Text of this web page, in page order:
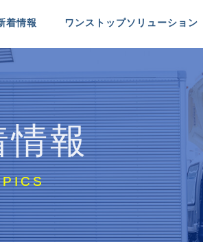
着情報 ワンストップソリューション
医療機器配送
特殊物配送
SPECIAL PACKAGE
シャルダン商会について
COMPANY IDENTITY
リクルート
MESSAGE ＆ RECRUIT
情報